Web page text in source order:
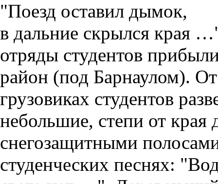
"Поезд оставил дымок,
в дальние скрылся края
отряды студентов
район (под Барнаулом).
грузовиках студентов
небольшие, степи от края
снегозащитными
студенческих песнях: